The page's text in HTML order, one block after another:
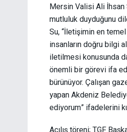
Mersin Valisi Ali İhsan
mutluluk duyduğunu
Su, “İletişimin en
insanların doğru bilgi
iletilmesi konusunda
önemli bir görevi ifa
bürünüyor. Çalışan
yapan Akdeniz
ediyorum” ifadelerini